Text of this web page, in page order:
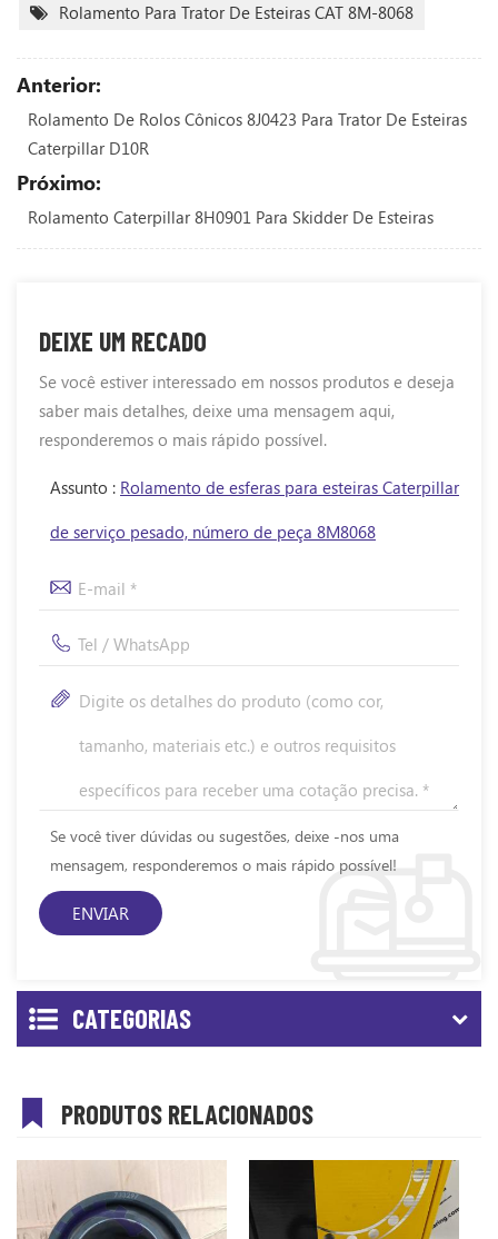
Rolamento Para Trator De Esteiras CAT 8M-8068
Anterior:
Rolamento De Rolos Cônicos 8J0423 Para Trator De Esteiras
Caterpillar D10R
Próximo:
Rolamento Caterpillar 8H0901 Para Skidder De Esteiras
DEIXE UM RECADO
Se você estiver interessado em nossos produtos e deseja
saber mais detalhes, deixe uma mensagem aqui,
responderemos o mais rápido possível.
Assunto : Rolamento de esferas para esteiras Caterpillar
de serviço pesado, número de peça 8M8068
Se você tiver dúvidas ou sugestões, deixe -nos uma
mensagem, responderemos o mais rápido possível!
CATEGORIAS
PRODUTOS RELACIONADOS